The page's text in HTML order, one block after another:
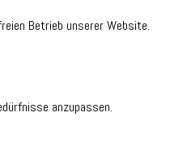
des Häkchens erklären Sie
Mail. Zum Zwecke der Information zu
berechnen
Nummer
Betrieb unserer Website.
anzupassen.